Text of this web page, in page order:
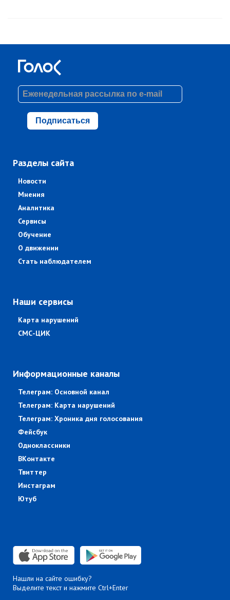
Подписаться
Разделы сайта
Новости
Мнения
Аналитика
Сервисы
Обучение
О движении
Стать наблюдателем
Наши сервисы
Карта нарушений
СМС-ЦИК
Информационные каналы
Телеграм: Основной канал
Телеграм: Карта нарушений
Телеграм: Хроника дня голосования
Фейсбук
Одноклассники
ВКонтакте
Твиттер
Инстаграм
Ютуб
Нашли на сайте ошибку?
Выделите текст и нажмите Ctrl+Enter